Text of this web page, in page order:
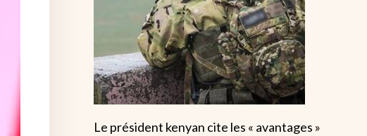
Le président kenyan cite les « avantages »